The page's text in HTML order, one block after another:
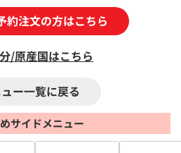
約注文の方はこちら
/原産国はこちら
ー一覧に戻る
サイドメニュー